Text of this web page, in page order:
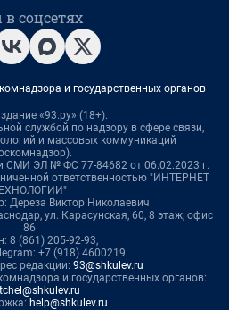
соцсетях
и государственных органов
«93.ру» (18+).
службой по надзору в сфере связи,
и массовых коммуникаций
СМИ ЭЛ № ФС 77-84682 от 06.02.2023 г.
ответственностью "ИНТЕРНЕТ
Дереза Виктор Николаевич
ул. Карасунская, 60, 8 этаж, офис
86
8 (861) 205-92-93,
+7 (918) 4600219
редакции: 93@shkulev.ru
и государственных органов:
help@shkulev.ru